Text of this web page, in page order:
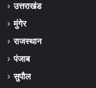
उत्तराखंड
मुंगेर
राजस्थान
पंजाब
सुपौल